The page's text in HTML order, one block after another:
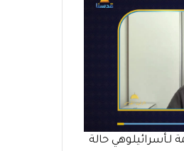
لـأسرائيلوهي حالة